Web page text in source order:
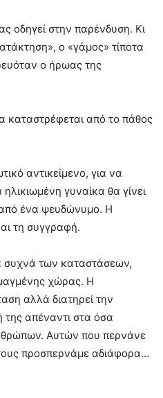
οδηγεί στην παρένδυση. Κι
ο «γάμος» τίποτα
ο ήρωας της
καταστρέφεται από το πάθος
αντικείμενο, για να
γυναίκα θα γίνει
ένα ψευδώνυμο. Η
τη συγγραφή.
συχνά των καταστάσεων,
χώρας. Η
αλλά διατηρεί την
απέναντι στα όσα
Αυτών που περνάνε
προσπερνάμε αδιάφορα…